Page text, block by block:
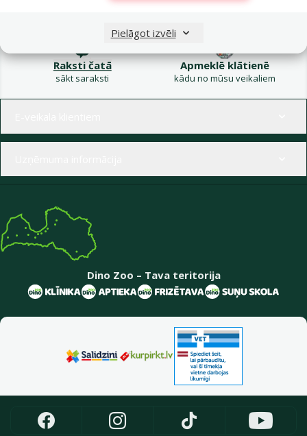
Pielāgot izvēli
Raksti čatā
sākt saraksti
Apmeklē klātienē
kādu no mūsu veikaliem
Dino Zoo – Tava teritorija